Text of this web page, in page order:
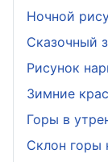
Ночной
Сказочный
Рисунок
Зимние
Горы в
Склон горы